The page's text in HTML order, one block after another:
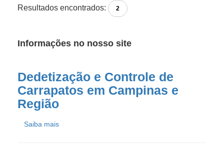
Resultados encontrados: 2
Informações no nosso site
Dedetização e Controle de
Carrapatos em Campinas e
Região
Saiba mais